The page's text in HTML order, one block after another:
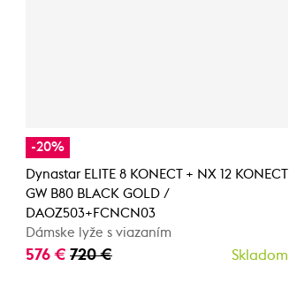
-20%
Dynastar ELITE 8 KONECT + NX 12 KONECT
GW B80 BLACK GOLD /
DAOZ503+FCNCN03
Dámske lyže s viazaním
576 € 720 € Skladom